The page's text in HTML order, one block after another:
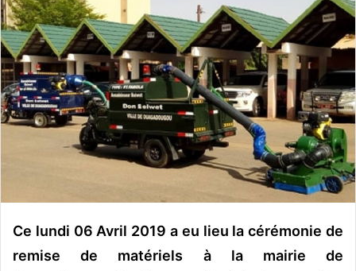
o
y
e
u
n
c
o
i
Ce lundi 06 Avril 2019 a eu lieu la cérémonie de
remise de matériels à la mairie de